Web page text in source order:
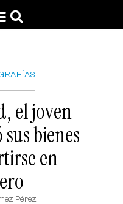
el joven
bienes
en
Pérez